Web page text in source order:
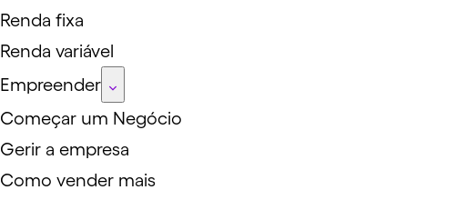
Renda fixa
Renda variável
Empreender
Começar um Negócio
Gerir a empresa
Como vender mais